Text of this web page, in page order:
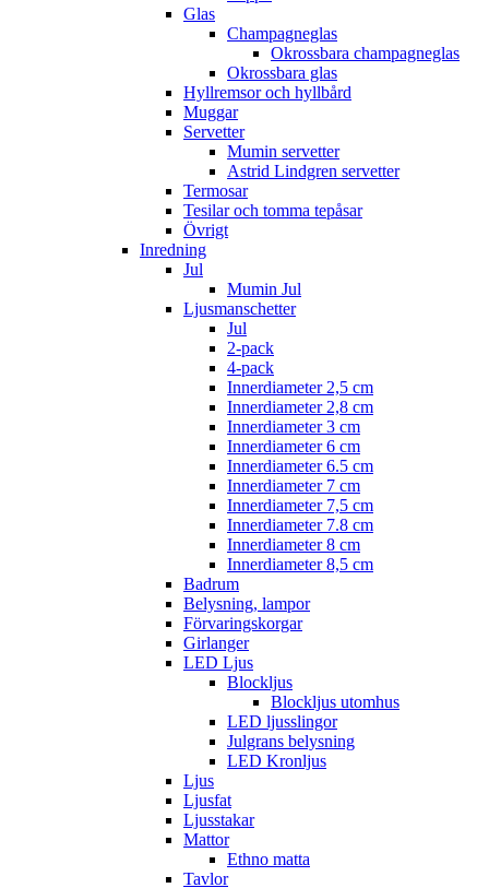
Glas
Champagneglas
Okrossbara champagneglas
Okrossbara glas
Hyllremsor och hyllbård
Muggar
Servetter
Mumin servetter
Astrid Lindgren servetter
Termosar
Tesilar och tomma tepåsar
Övrigt
Inredning
Jul
Mumin Jul
Ljusmanschetter
Jul
2-pack
4-pack
Innerdiameter 2,5 cm
Innerdiameter 2,8 cm
Innerdiameter 3 cm
Innerdiameter 6 cm
Innerdiameter 6.5 cm
Innerdiameter 7 cm
Innerdiameter 7,5 cm
Innerdiameter 7.8 cm
Innerdiameter 8 cm
Innerdiameter 8,5 cm
Badrum
Belysning, lampor
Förvaringskorgar
Girlanger
LED Ljus
Blockljus
Blockljus utomhus
LED ljusslingor
Julgrans belysning
LED Kronljus
Ljus
Ljusfat
Ljusstakar
Mattor
Ethno matta
Tavlor